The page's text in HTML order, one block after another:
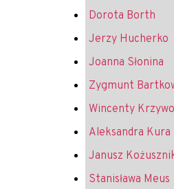
Dorota Borth
Jerzy Hucherko
Joanna Słonina
Zygmunt
Wincenty
Aleksandra Kura
Janusz
Stanisława Meus